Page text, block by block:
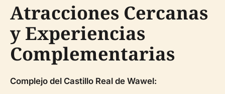
Atracciones Cercanas
y Experiencias
Complementarias
Complejo del Castillo Real de Wawel: